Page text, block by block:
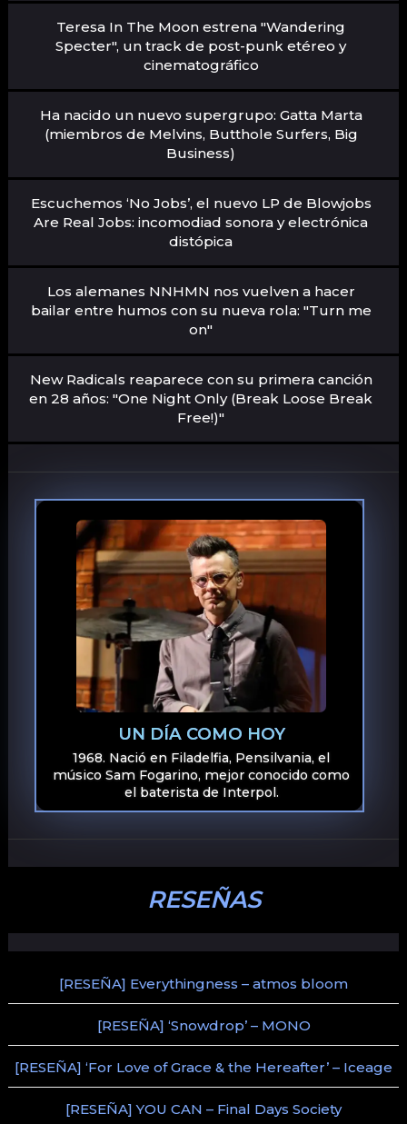
Teresa In The Moon estrena "Wandering
Specter", un track de post-punk etéreo y
cinematográfico
Ha nacido un nuevo supergrupo: Gatta Marta
(miembros de Melvins, Butthole Surfers, Big
Business)
Escuchemos ‘No Jobs’, el nuevo LP de Blowjobs
Are Real Jobs: incomodiad sonora y electrónica
distópica
Los alemanes NNHMN nos vuelven a hacer
bailar entre humos con su nueva rola: "Turn me
on"
New Radicals reaparece con su primera canción
en 28 años: "One Night Only (Break Loose Break
Free!)"
UN DÍA COMO HOY
1968. Nació en Filadelfia, Pensilvania, el
músico Sam Fogarino, mejor conocido como
el baterista de Interpol.
RESEÑAS
[RESEÑA] Everythingness – atmos bloom
[RESEÑA] ‘Snowdrop’ – MONO
[RESEÑA] ‘For Love of Grace & the Hereafter’ – Iceage
[RESEÑA] YOU CAN – Final Days Society